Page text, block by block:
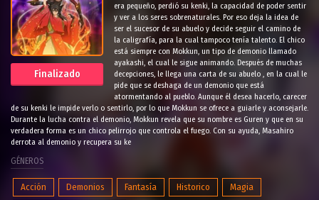
Finalizado
era pequeño, perdió su kenki, la capacidad de poder sentir
y ver a los seres sobrenaturales. Por eso deja la idea de
ser el sucesor de su abuelo y decide seguir el camino de
la caligrafía, para la cual tampoco tenía talento. El chico
está siempre con Mokkun, un tipo de demonio llamado
ayakashi, el cual le sigue animando. Después de muchas
decepciones, le llega una carta de su abuelo , en la cual le
pide que se deshaga de un demonio que está
atormentando al pueblo. Aunque él desea hacerlo, carecer
de su kenki le impide verlo o sentirlo, por lo que Mokkun se ofrece a guiarle y aconsejarle.
Durante la lucha contra el demonio, Mokkun revela que su nombre es Guren y que en su
verdadera forma es un chico pelirrojo que controla el fuego. Con su ayuda, Masahiro
derrota al demonio y recupera su ke
GÉNEROS
Acción Demonios Fantasía Historico Magia